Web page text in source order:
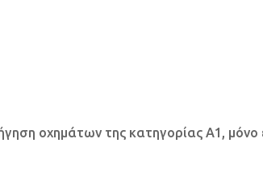
οχημάτων της κατηγορίας Α1, μόνο